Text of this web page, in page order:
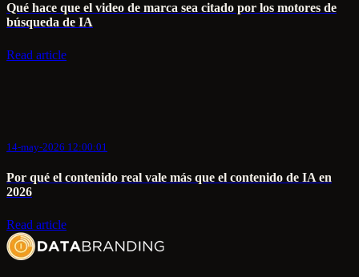
Qué hace que el video de marca sea citado por los motores de
búsqueda de IA
Read article
14-may-2026 12:00:01
Por qué el contenido real vale más que el contenido de IA en
2026
Read article